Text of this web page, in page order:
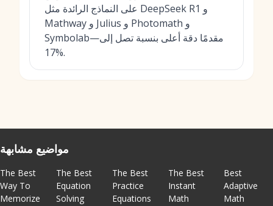
على النماذج الرائدة مثل DeepSeek R1 و
Mathway و Julius و Photomath و
Symbolab—مقدمًا دقة أعلى بنسبة تصل إلى
17%.
مواضيع مشابهة
The Best
Way To
Memorize
The Best
Equation
Solving
The Best
Practice
Equations
The Best
Instant
Math
Best
Adaptive
Math